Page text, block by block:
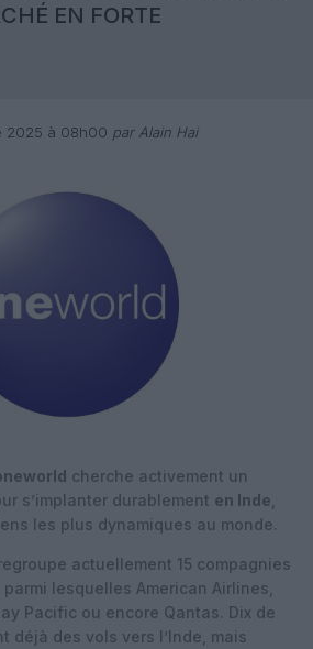
EN FORTE
2025 à 08h00 par Alain Hai
cherche activement un
s’implanter durablement en Inde
les plus dynamiques au monde.
actuellement 15 compagnies
lesquelles American Airlines,
Pacific ou encore Qantas. Dix de
déjà des vols vers l’Inde, mais